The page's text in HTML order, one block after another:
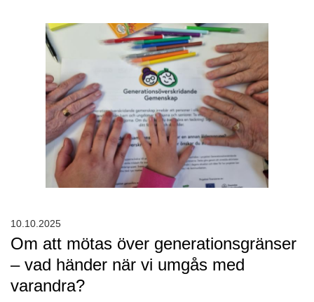
Om att mötas över generationsgränser
– vad händer när vi umgås med
varandra?
10.10.2025